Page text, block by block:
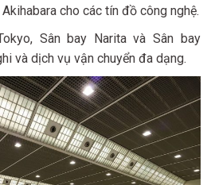
cho các tín đồ công nghệ.
Sân bay Narita và Sân bay
và dịch vụ vận chuyển đa dạng.